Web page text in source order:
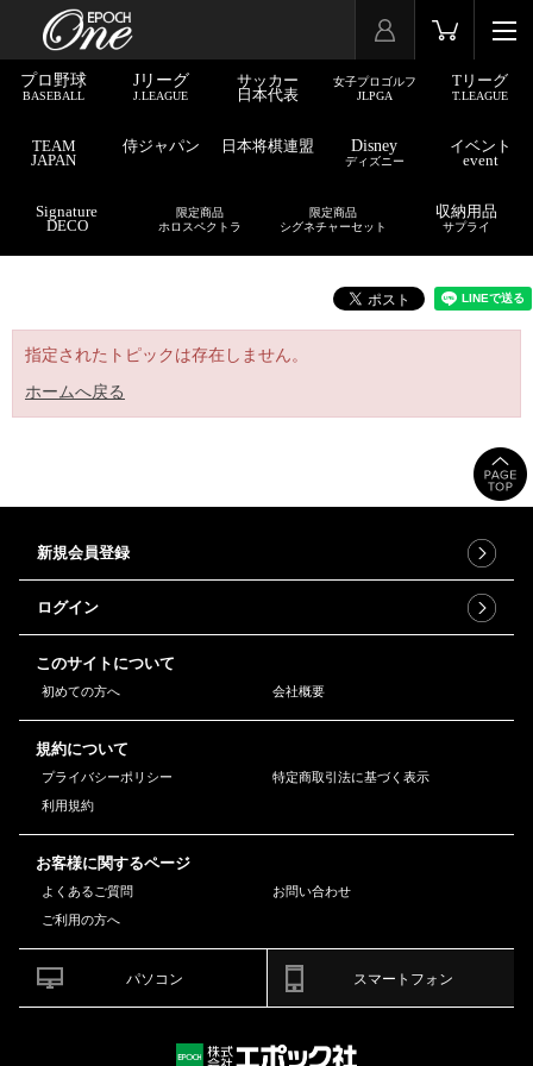
プロ野球
BASEBALL
Jリーグ
J.LEAGUE
サッカー
日本代表
女子プロゴルフ
JLPGA
Tリーグ
T.LEAGUE
TEAM
JAPAN
侍ジャパン 日本将棋連盟 Disney
ディズニー
イベント
event
Signature
DECO
限定商品
ホロスペクトラ
限定商品
シグネチャーセット
収納用品
サプライ
指定されたトピックは存在しません。
ホームへ戻る
新規会員登録
ログイン
このサイトについて
初めての方へ 会社概要
規約について
プライバシーポリシー
特定商取引法に基づく表示
利用規約
お客様に関するページ
よくあるご質問
お問い合わせ
ご利用の方へ
パソコン スマートフォン